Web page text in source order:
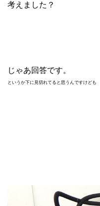
考えました？
じゃあ回答です。
というか下に見切れてると思うんですけども